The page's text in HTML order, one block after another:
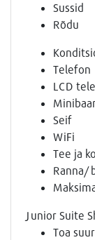
Sussid
Rõdu
Telefon
LCD
Seif
WiFi
Tee ja
Ranna/
Junior Suite
Toa